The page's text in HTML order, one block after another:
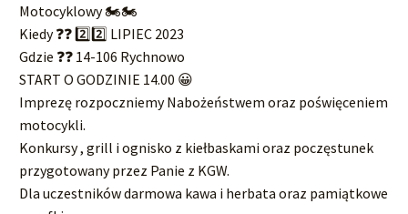
Motocyklowy 🏍️🏍️
Kiedy ❓❓ 2️⃣2️⃣ LIPIEC 2023
Gdzie ❓❓ 14-106 Rychnowo
START O GODZINIE 14.00 😀
Imprezę rozpoczniemy Nabożeństwem oraz poświęceniem
motocykli.
Konkursy , grill i ognisko z kiełbaskami oraz poczęstunek
przygotowany przez Panie z KGW.
Dla uczestników darmowa kawa i herbata oraz pamiątkowe